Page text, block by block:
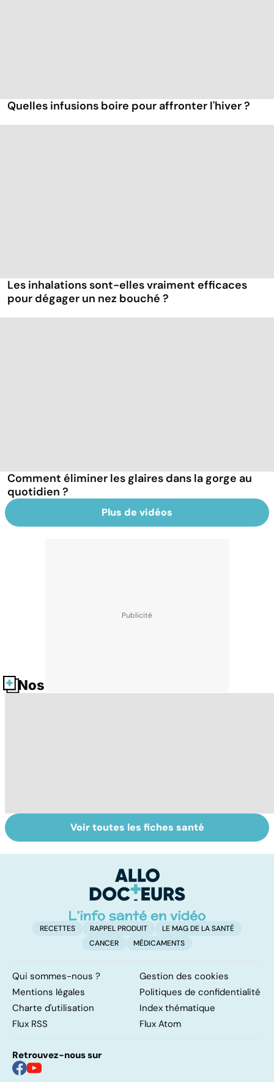
Quelles infusions boire pour affronter l'hiver ?
Les inhalations sont-elles vraiment efficaces
pour dégager un nez bouché ?
Comment éliminer les glaires dans la gorge au
quotidien ?
Plus de vidéos
Nos fiches santé
Tout savoir sur le
cancer de la
Mélanome : le
plus redouté des
peau
Voir toutes les fiches santé
RECETTES RAPPEL PRODUIT
LE MAG DE LA SANTÉ
CANCER
MÉDICAMENTS
Qui sommes-nous ?
Gestion des cookies
Mentions légales
Politiques de confidentialité
Charte d'utilisation
Index thématique
Flux RSS
Flux Atom
Retrouvez-nous sur